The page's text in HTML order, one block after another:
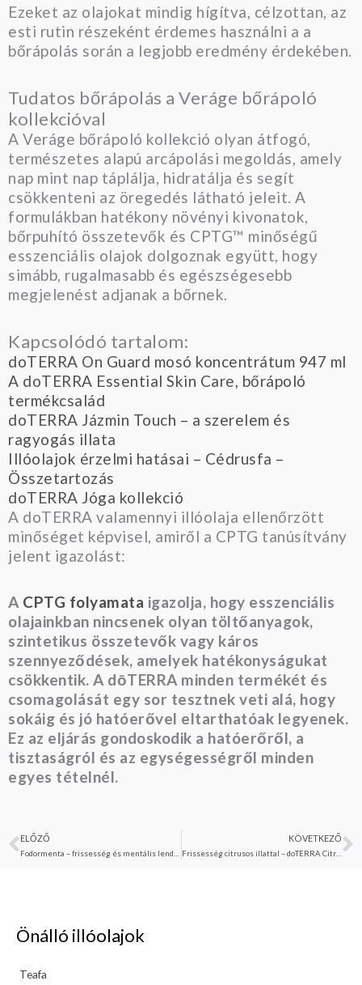
Ezeket az olajokat mindig hígítva, célzottan, az
esti rutin részeként érdemes használni a a
bőrápolás során a legjobb eredmény érdekében.
Tudatos bőrápolás a Veráge bőrápoló
kollekcióval
A Veráge bőrápoló kollekció olyan átfogó,
természetes alapú arcápolási megoldás, amely
nap mint nap táplálja, hidratálja és segít
csökkenteni az öregedés látható jeleit. A
formulákban hatékony növényi kivonatok,
bőrpuhító összetevők és CPTG™ minőségű
esszenciális olajok dolgoznak együtt, hogy
simább, rugalmasabb és egészségesebb
megjelenést adjanak a bőrnek.
Kapcsolódó tartalom:
doTERRA On Guard mosó koncentrátum 947 ml
A doTERRA Essential Skin Care, bőrápoló
termékcsalád
doTERRA Jázmin Touch – a szerelem és
ragyogás illata
Illóolajok érzelmi hatásai – Cédrusfa –
Összetartozás
doTERRA Jóga kollekció
A doTERRA valamennyi illóolaja ellenőrzött
minőséget képvisel, amiről a CPTG tanúsítvány
jelent igazolást:
A CPTG folyamata igazolja, hogy esszenciális
olajainkban nincsenek olyan töltőanyagok,
szintetikus összetevők vagy káros
szennyeződések, amelyek hatékonyságukat
csökkentik. A dōTERRA minden termékét és
csomagolását egy sor tesztnek veti alá, hogy
sokáig és jó hatóerővel eltarthatóak legyenek.
Ez az eljárás gondoskodik a hatóerőről, a
tisztaságról és az egységességről minden
egyes tételnél.
Előző
ELŐZŐ KÖVETKEZŐ
Frissesség citrusos illattal – doTERRA Citrus Bliss szappan
Önálló illóolajok
Teafa